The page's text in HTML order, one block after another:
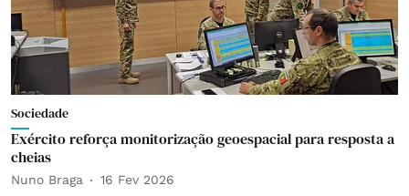
Sociedade
Exército reforça monitorização geoespacial para resposta a
cheias
Nuno Braga 16 Fev 2026